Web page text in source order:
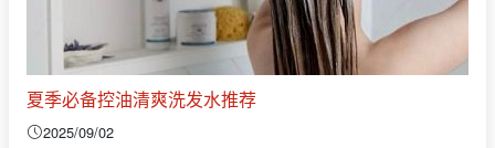
夏季必备控油清爽洗发水推荐
2025/09/02